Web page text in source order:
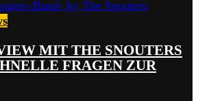
MIT THE SNOUTERS
FRAGEN ZUR